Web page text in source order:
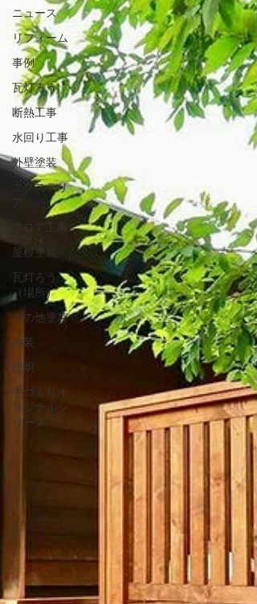
ニュース
リフォーム
事例
瓦灯ろう
断熱工事
水回り工事
外壁塗装
エクステリ
ア
フロア工事
屋根塗装
瓦灯ろう
（場所）
その他塗装
内装
照明
手づくりオ
リジナルシ
リーズ